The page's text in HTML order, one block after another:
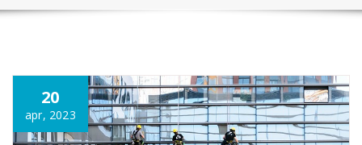
20
apr, 2023
Annonce